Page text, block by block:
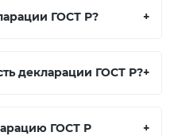
ГОСТ Р? +
декларации ГОСТ Р?+
ГОСТ Р
+